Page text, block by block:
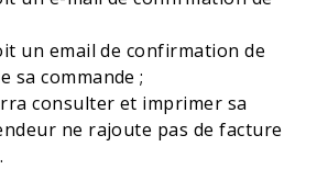
un email de confirmation de
sa commande ;
consulter et imprimer sa
ne rajoute pas de facture